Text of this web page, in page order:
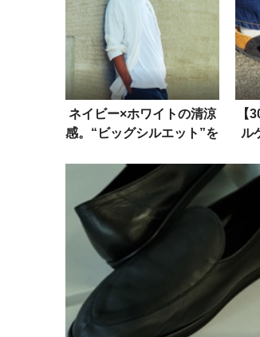
ネイビー×ホワイトの清涼
感。“ビッグシルエット”を
【
ル